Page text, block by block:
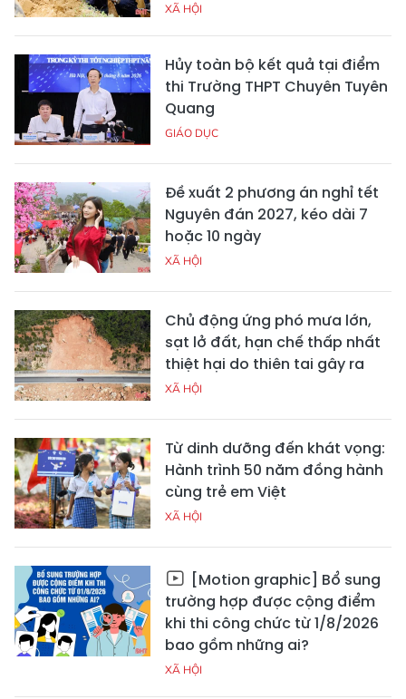
XÃ HỘI
Hủy toàn bộ kết quả tại điểm
thi Trường THPT Chuyên Tuyên
Quang
GIÁO DỤC
Đề xuất 2 phương án nghỉ tết
Nguyên đán 2027, kéo dài 7
hoặc 10 ngày
XÃ HỘI
Chủ động ứng phó mưa lớn,
sạt lở đất, hạn chế thấp nhất
thiệt hại do thiên tai gây ra
XÃ HỘI
Từ dinh dưỡng đến khát vọng:
Hành trình 50 năm đồng hành
cùng trẻ em Việt
XÃ HỘI
[Motion graphic] Bổ sung
trường hợp được cộng điểm
khi thi công chức từ 1/8/2026
bao gồm những ai?
XÃ HỘI